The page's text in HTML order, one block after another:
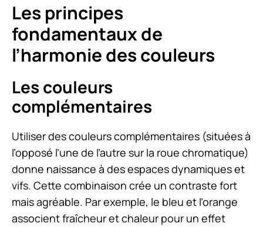
Les principes
fondamentaux de
l’harmonie des couleurs
Les couleurs
complémentaires
Utiliser des couleurs complémentaires (situées à
l’opposé l’une de l’autre sur la roue chromatique)
donne naissance à des espaces dynamiques et
vifs. Cette combinaison crée un contraste fort
mais agréable. Par exemple, le bleu et l’orange
associent fraîcheur et chaleur pour un effet